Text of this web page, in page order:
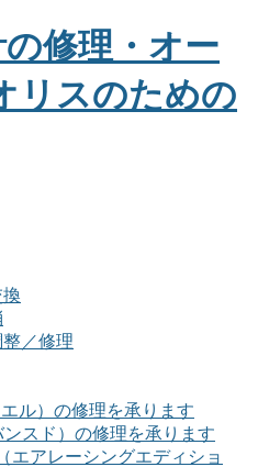
／修理
エル）の修理を承ります
ンスド）の修理を承ります
エアレーシングエディショ